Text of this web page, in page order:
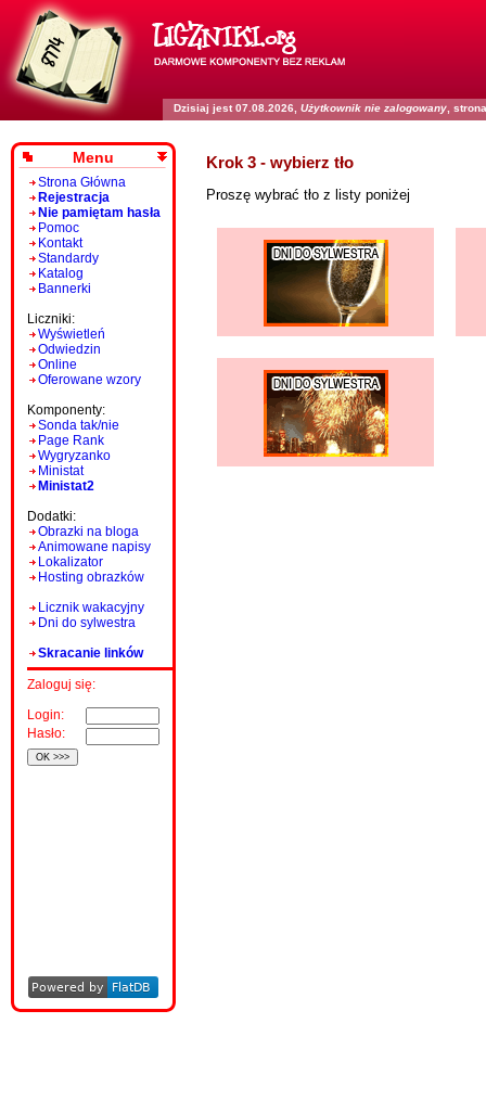
Dzisiaj jest 07.08.2026, Użytkownik nie zalogowany ,
Menu
Strona Główna
Rejestracja
Nie pamiętam hasła
Pomoc
Kontakt
Standardy
Katalog
Bannerki
Liczniki:
Wyświetleń
Odwiedzin
Online
Oferowane wzory
Komponenty:
Sonda tak/nie
Page Rank
Wygryzanko
Ministat
Ministat2
Dodatki:
Obrazki na bloga
Animowane napisy
Lokalizator
Hosting obrazków
Licznik wakacyjny
Dni do sylwestra
Skracanie linków
Zaloguj się:
Login:
Hasło:
Krok 3 - wybierz tło
Proszę wybrać tło z listy poniżej